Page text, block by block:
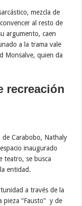
mezcla de
al resto de
argumento, caen
a la trama vale
Monsalve, quien da
recreación
de Carabobo, Nathaly
inaugurado
teatro, se busca
entidad.
a través de la
pieza “Fausto” y de